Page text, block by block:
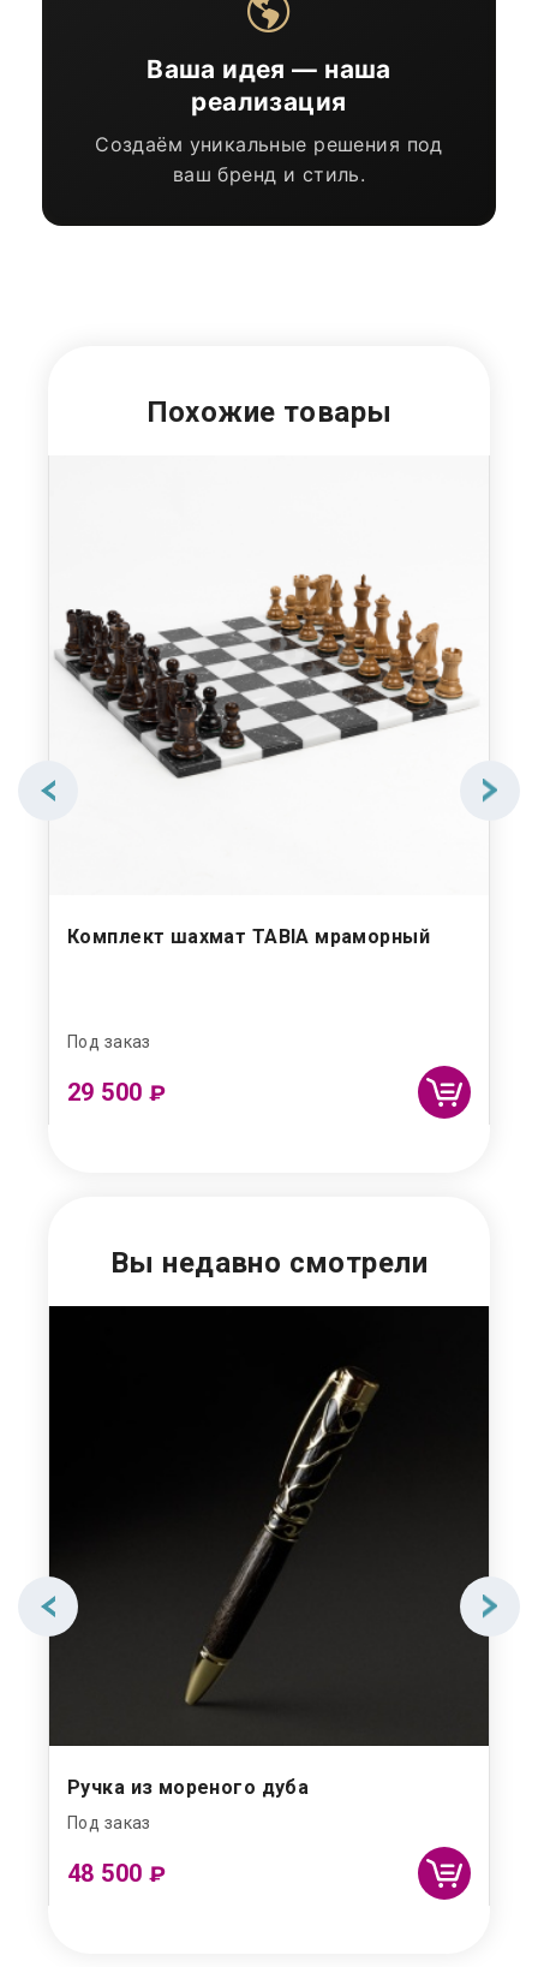
Ваша идея — наша
реализация
Создаём уникальные решения под
ваш бренд и стиль.
Похожие товары
Комплект шахмат TABIA мраморный
Под заказ
29 500 ₽
Вы недавно смотрели
Ручка из мореного дуба
Под заказ
48 500 ₽